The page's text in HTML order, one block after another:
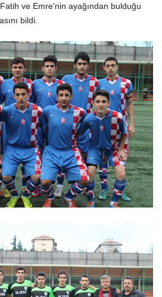
ve Emre'nin ayağından bulduğu
bildi.